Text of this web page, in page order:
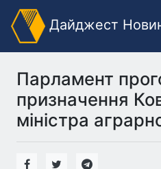
Дайджест
Парламент
призначення
міністра